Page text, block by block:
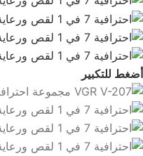
أضغط للتكبير